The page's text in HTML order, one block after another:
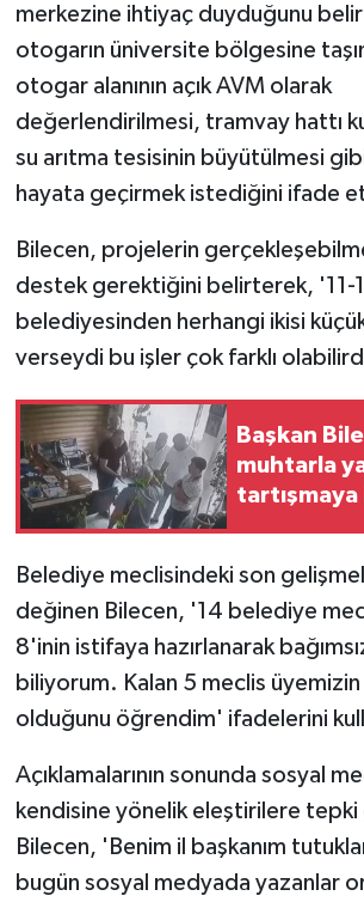
merkezine ihtiyaç duyduğunu
otogarın üniversite bölgesine
otogar alanının açık AVM olarak
değerlendirilmesi, tramvay hattı
su arıtma tesisinin büyütülmesi
hayata geçirmek istediğini ifade
Bilecen, projelerin
destek gerektiğini belirterek, '11-
belediyesinden herhangi ikisi
verseydi bu işler çok farklı
Başkan
muhtarla
tartışmaya
Belediye meclisindeki son
değinen Bilecen, '14 belediye
8'inin istifaya hazırlanarak
biliyorum. Kalan 5 meclis üyemizin
olduğunu öğrendim' ifadelerini
Açıklamalarının sonunda sosyal
kendisine yönelik eleştirilere
Bilecen, 'Benim il başkanım
bugün sosyal medyada yazanlar